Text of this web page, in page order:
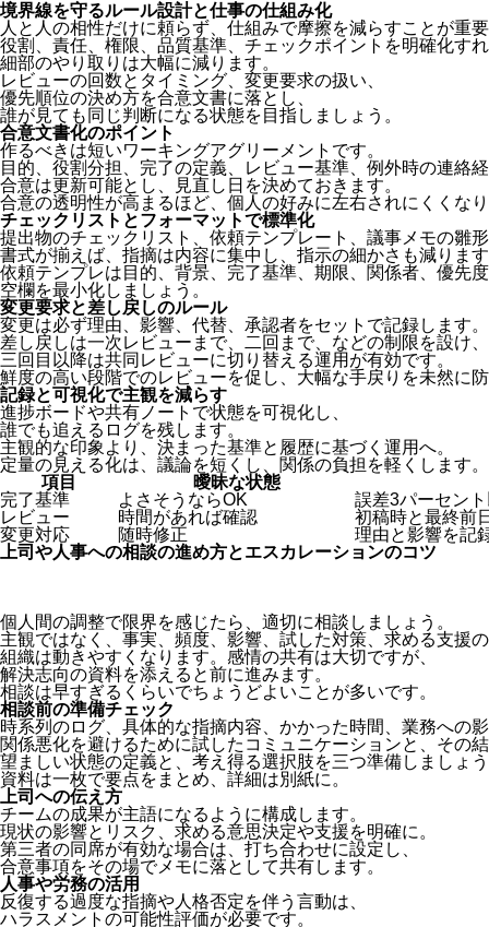
境界線を守るルール設計と仕事の仕組み化
人と人の相性だけに頼らず、仕組みで摩擦を減らすことが重
役割、責任、権限、品質基準、チェックポイントを明確化す
細部のやり取りは大幅に減ります。
レビューの回数とタイミング、変更要求の扱い、
優先順位の決め方を合意文書に落とし、
誰が見ても同じ判断になる状態を目指しましょう。
合意文書化のポイント
作るべきは短いワーキングアグリーメントです。
目的、役割分担、完了の定義、レビュー基準、例外時の連絡
合意は更新可能とし、見直し日を決めておきます。
合意の透明性が高まるほど、個人の好みに左右されにくくな
チェックリストとフォーマットで標準化
提出物のチェックリスト、依頼テンプレート、議事メモの雛
書式が揃えば、指摘は内容に集中し、指示の細かさも減りま
依頼テンプレは目的、背景、完了基準、期限、関係者、優先
空欄を最小化しましょう。
変更要求と差し戻しのルール
変更は必ず理由、影響、代替、承認者をセットで記録します。
差し戻しは一次レビューまで、二回まで、などの制限を設け、
三回目以降は共同レビューに切り替える運用が有効です。
鮮度の高い段階でのレビューを促し、大幅な手戻りを未然に
記録と可視化で主観を減らす
進捗ボードや共有ノートで状態を可視化し、
誰でも追えるログを残します。
主観的な印象より、決まった基準と履歴に基づく運用へ。
定量の見える化は、議論を短くし、関係の負担を軽くします。
項目
曖昧な状態
完了基準
よさそうならOK
誤差3パーセン
レビュー
時間があれば確認
初稿時と最終前
変更対応
随時修正
理由と影響を記
上司や人事への相談の進め方とエスカレーションのコツ
個人間の調整で限界を感じたら、適切に相談しましょう。
主観ではなく、事実、頻度、影響、試した対策、求める支援
組織は動きやすくなります。感情の共有は大切ですが、
解決志向の資料を添えると前に進みます。
相談は早すぎるくらいでちょうどよいことが多いです。
相談前の準備チェック
時系列のログ、具体的な指摘内容、かかった時間、業務への
関係悪化を避けるために試したコミュニケーションと、その
望ましい状態の定義と、考え得る選択肢を三つ準備しましょ
資料は一枚で要点をまとめ、詳細は別紙に。
上司への伝え方
チームの成果が主語になるように構成します。
現状の影響とリスク、求める意思決定や支援を明確に。
第三者の同席が有効な場合は、打ち合わせに設定し、
合意事項をその場でメモに落として共有します。
人事や労務の活用
反復する過度な指摘や人格否定を伴う言動は、
ハラスメントの可能性評価が必要です。